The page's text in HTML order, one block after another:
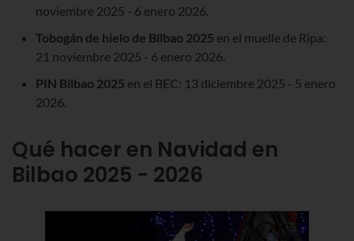
noviembre 2025 - 6 enero 2026.
Tobogán de hielo de Bilbao 2025 en el muelle de Ripa:
21 noviembre 2025 - 6 enero 2026.
PIN Bilbao 2025 en el BEC: 13 diciembre 2025 - 5 enero
2026.
Qué hacer en Navidad en
Bilbao 2025 - 2026